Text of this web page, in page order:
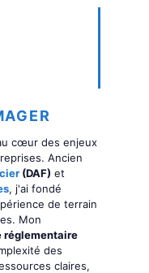
cœur des enjeux
Ancien
(DAF) et
, j'ai fondé
de terrain
Mon
réglementaire
des
claires,